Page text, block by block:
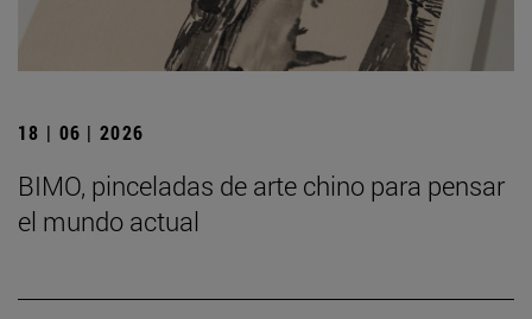
18 | 06 | 2026
BIMO, pinceladas de arte chino para pensar
el mundo actual